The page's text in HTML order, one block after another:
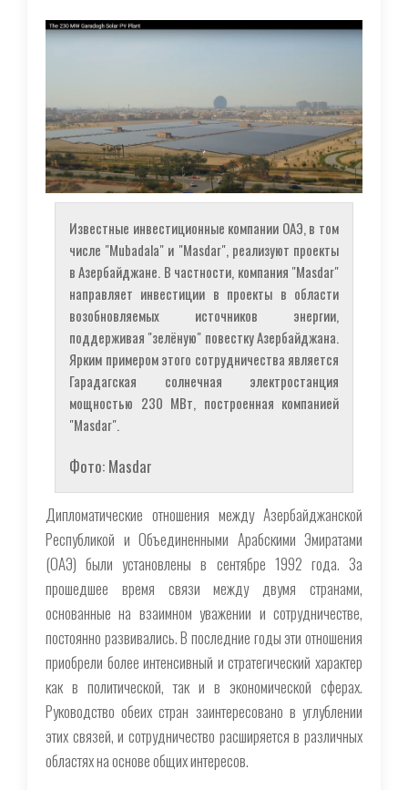
Известные инвестиционные компании ОАЭ, в том
числе "Mubadala" и "Masdar", реализуют проекты
в Азербайджане. В частности, компания "Masdar"
направляет инвестиции в проекты в области
возобновляемых источников энергии,
поддерживая "зелёную" повестку Азербайджана.
Ярким примером этого сотрудничества является
Гарадагская солнечная электростанция
мощностью 230 МВт, построенная компанией
"Masdar".
Фото: Masdar
Дипломатические отношения между Азербайджанской
Республикой и Объединенными Арабскими Эмиратами
(ОАЭ) были установлены в сентябре 1992 года. За
прошедшее время связи между двумя странами,
основанные на взаимном уважении и сотрудничестве,
постоянно развивались. В последние годы эти отношения
приобрели более интенсивный и стратегический характер
как в политической, так и в экономической сферах.
Руководство обеих стран заинтересовано в углублении
этих связей, и сотрудничество расширяется в различных
областях на основе общих интересов.